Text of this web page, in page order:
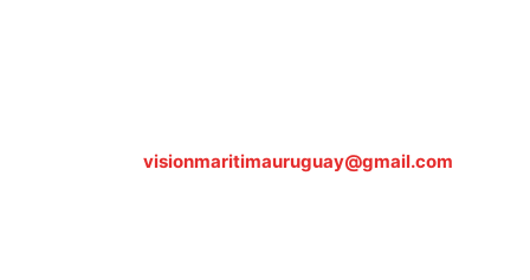
visionmaritimauruguay@gmail.com